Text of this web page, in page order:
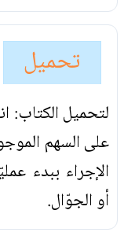
تحميل
لتحميل الكتاب:
على السهم
الإجراء ببدء
أو الجوّال.